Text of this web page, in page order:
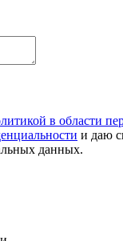
в области
и даю
данных.